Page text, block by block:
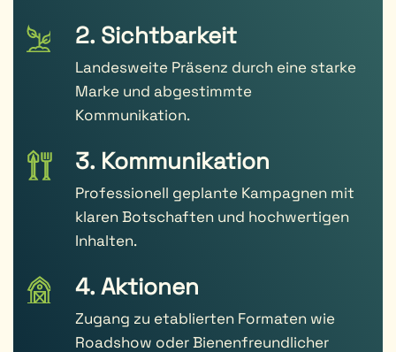
2. Sichtbarkeit
Landesweite Präsenz durch eine starke
Marke und abgestimmte
Kommunikation.
3. Kommunikation
Professionell geplante Kampagnen mit
klaren Botschaften und hochwertigen
Inhalten.
4. Aktionen
Zugang zu etablierten Formaten wie
Roadshow oder Bienenfreundlicher